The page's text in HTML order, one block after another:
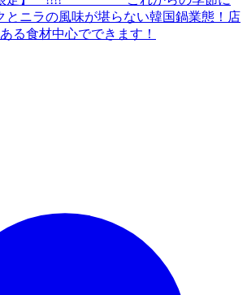
とニラの風味が堪らない韓国鍋業態！店
る食材中心でできます！